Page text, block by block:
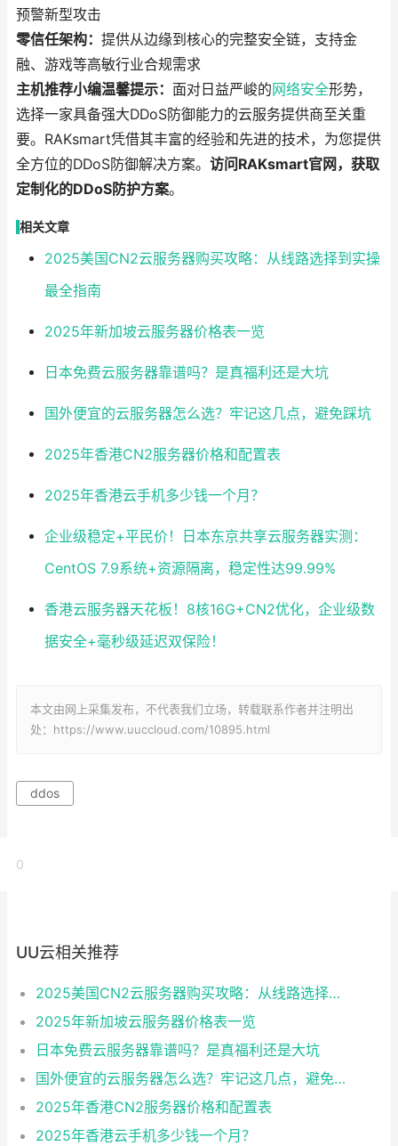
预警新型攻击
零信任架构： 提供从边缘到核心的完整安全链，支持金
融、游戏等高敏行业合规需求
主机推荐小编温馨提示： 面对日益严峻的网络安全形势，
选择一家具备强大DDoS防御能力的云服务提供商至关重
要。RAKsmart凭借其丰富的经验和先进的技术，为您提供
全方位的DDoS防御解决方案。 访问RAKsmart官网，获取
定制化的DDoS防护方案。
相关文章
2025美国CN2云服务器购买攻略：从线路选择到实操
最全指南
2025年新加坡云服务器价格表一览
日本免费云服务器靠谱吗？是真福利还是大坑
国外便宜的云服务器怎么选？牢记这几点，避免踩坑
2025年香港CN2服务器价格和配置表
2025年香港云手机多少钱一个月？
企业级稳定+平民价！日本东京共享云服务器实测：
CentOS 7.9系统+资源隔离，稳定性达99.99%
香港云服务器天花板！8核16G+CN2优化，企业级数
据安全+毫秒级延迟双保险！
本文由网上采集发布，不代表我们立场，转载联系作者并注明出
处：https://www.uuccloud.com/10895.html
ddos
0
UU云相关推荐
2025美国CN2云服务器购买攻略：从线路选择到实操最全指南
2025年新加坡云服务器价格表一览
日本免费云服务器靠谱吗？是真福利还是大坑
国外便宜的云服务器怎么选？牢记这几点，避免踩坑
2025年香港CN2服务器价格和配置表
2025年香港云手机多少钱一个月？